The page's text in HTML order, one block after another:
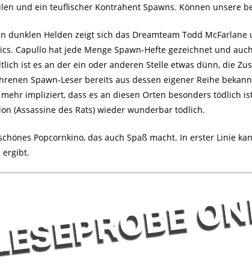
und ein teuflischer Kontrahent Spawns. Können unsere
Helden zeigt sich das Dreamteam Todd
Capullo hat jede Menge Spawn-Hefte gezeichnet und
ist es an der ein oder anderen Stelle etwas dünn, die
Spawn-Leser bereits aus dessen eigener Reihe
impliziert, dass es an diesen Orten besonders tödlich
(Assassine des Rats) wieder wunderbar tödlich.
Popcornkino, das auch Spaß macht. In erster Linie
ergibt.